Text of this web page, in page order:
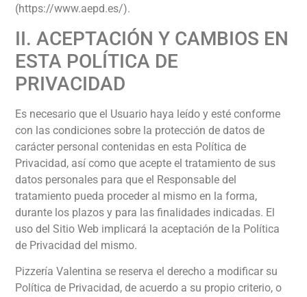
(https://www.aepd.es/).
II. ACEPTACIÓN Y CAMBIOS EN
ESTA POLÍTICA DE
PRIVACIDAD
Es necesario que el Usuario haya leído y esté conforme
con las condiciones sobre la protección de datos de
carácter personal contenidas en esta Política de
Privacidad, así como que acepte el tratamiento de sus
datos personales para que el Responsable del
tratamiento pueda proceder al mismo en la forma,
durante los plazos y para las finalidades indicadas. El
uso del Sitio Web implicará la aceptación de la Política
de Privacidad del mismo.
Pizzería Valentina se reserva el derecho a modificar su
Política de Privacidad, de acuerdo a su propio criterio, o